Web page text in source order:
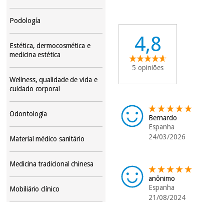
Podología
Estética, dermocosmética e
medicina estética
Wellness, qualidade de vida e
cuidado corporal
Odontología
Material médico sanitário
Medicina tradicional chinesa
Mobiliário clínico
4,8
5 opiniões
Bernardo
Espanha
24/03/2026
anônimo
Espanha
21/08/2024